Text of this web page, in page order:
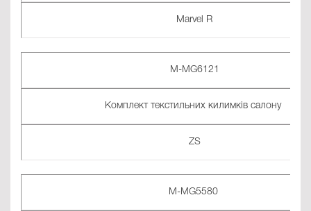
Marvel R
M-MG6121
Комплект текстильних килимків салону
ZS
M-MG5580